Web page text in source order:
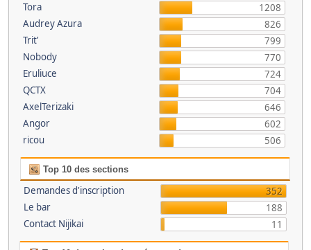
Tora
1208
Audrey Azura
826
Trit’
799
Nobody
770
Eruliuce
724
QCTX
704
AxelTerizaki
646
Angor
602
ricou
506
Top 10 des sections
Demandes d'inscription
352
Le bar
188
Contact Nijikai
11